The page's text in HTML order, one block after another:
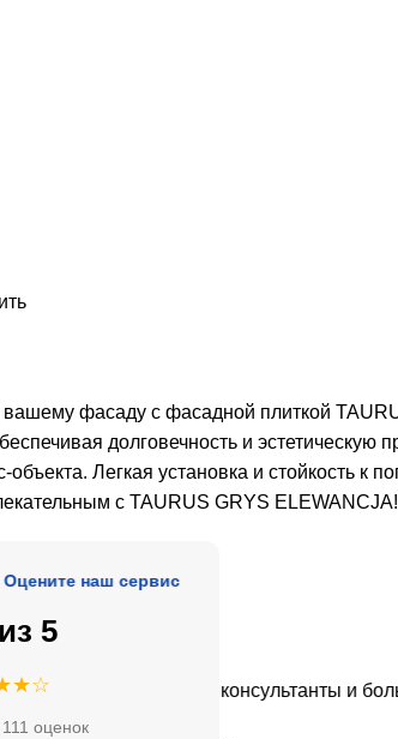
вашему фасаду с фасадной плиткой
долговечность и
объекта. Легкая установка и
с TAURUS GRYS ELEWANCJA!
наш сервис
5
оценок
★★★★★
Очень приятные консультанты и большой